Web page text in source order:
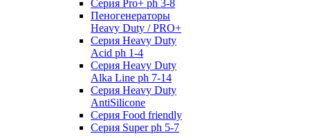
Серия Pro+ ph 3-8
Пеногенераторы
Heavy Duty / PRO+
Серия Heavy Duty
Acid ph 1-4
Серия Heavy Duty
Alka Line ph 7-14
Серия Heavy Duty
AntiSilicone
Серия Food friendly
Серия Super ph 5-7